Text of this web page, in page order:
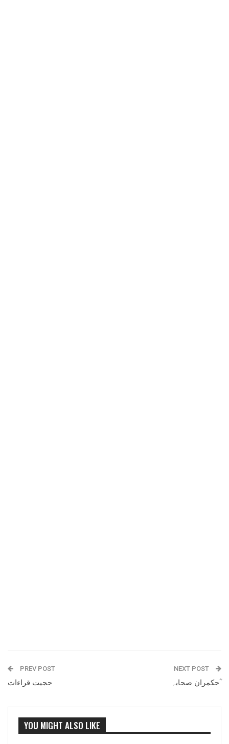
PREV POST
حجیت قراءات
NEXT POST
حکمران صحابہ ؓ
YOU MIGHT ALSO LIKE